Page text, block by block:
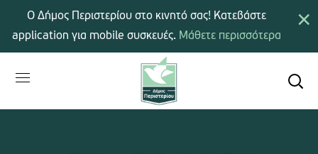
×
Ο Δήμος Περιστερίου στο κινητό σας! Κατεβάστε
application για mobile συσκευές. Μάθετε περισσότερα